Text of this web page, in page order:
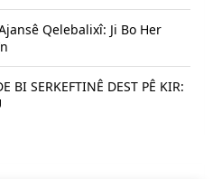
Qelebalixî: Ji Bo Her
BI SERKEFTINÊ DEST PÊ KIR: